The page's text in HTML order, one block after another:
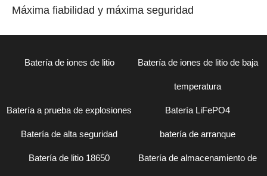
Máxima fiabilidad y máxima seguridad
Batería de iones de litio Batería de iones de litio de baja
temperatura
Batería a prueba de explosiones Batería LiFePO4
Batería de alta seguridad batería de arranque
Batería de litio 18650 Batería de almacenamiento de